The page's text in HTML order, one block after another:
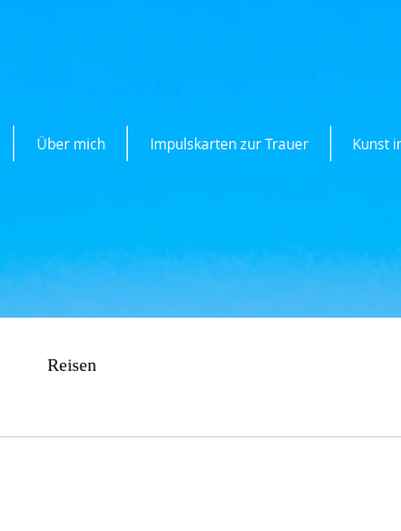
Über mich Impulskarten zur Trauer Kunst
Reisen